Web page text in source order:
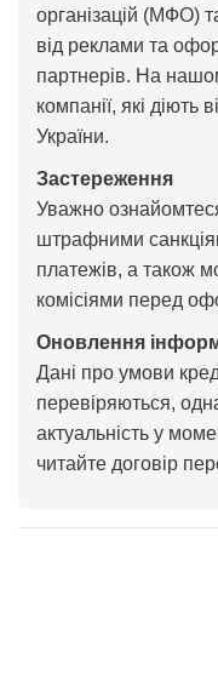
організацій (МФО)
від реклами та
партнерів. На
компанії, які діють
України.
Застереження
Уважно
штрафними
платежів, а також
комісіями перед
Оновлення
Дані про умови
перевіряються,
актуальність у
читайте договір